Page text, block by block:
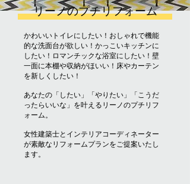
かわいいトイレにしたい！おしゃれで機能
的な洗面台が欲しい！かっこいキッチンに
したい！ロマンチックな浴室にしたい！壁
一面に本棚や収納がほいい！床やカーテン
を新しくしたい！
あなたの「したい」「やりたい」「こうだ
ったらいいな」を叶えるリーノのプチリフ
ォーム。
​女性建築士とインテリアコーディネーター
が素敵なリフォームプランをご提案いたし
ます。
リーノのプチリフォーム